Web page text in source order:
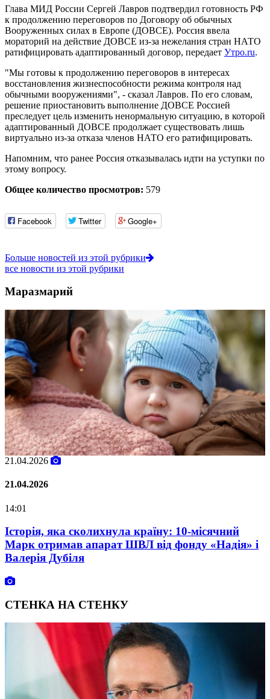
Глава МИД России Сергей Лавров подтвердил готовность РФ
к продолжению переговоров по Договору об обычных
Вооруженных силах в Европе (ДОВСЕ). Россия ввела
мораторий на действие ДОВСЕ из-за нежелания стран НАТО
ратифицировать адаптированный договор, передает Утро.ru.
"Мы готовы к продолжению переговоров в интересах
восстановления жизнеспособности режима контроля над
обычными вооружениями", - сказал Лавров. По его словам,
решение приостановить выполнение ДОВСЕ Россией
преследует цель изменить ненормальную ситуацию, в которой
адаптированный ДОВСЕ продолжает существовать лишь
виртуально из-за отказа членов НАТО его ратифицировать.
Напомним, что ранее Россия отказывалась идти на уступки по
этому вопросу.
Общее количество просмотров: 579
Facebook Twitter Google+
Больше новостей из этой рубрики
все новости из этой рубрики
Маразмарий
21.04.2026
21.04.2026
14:01
Історія, яка сколихнула країну: 10-місячний
Марк отримав апарат ШВЛ від фонду «Надія» і
Валерія Дубіля
СТЕНКА НА СТЕНКУ